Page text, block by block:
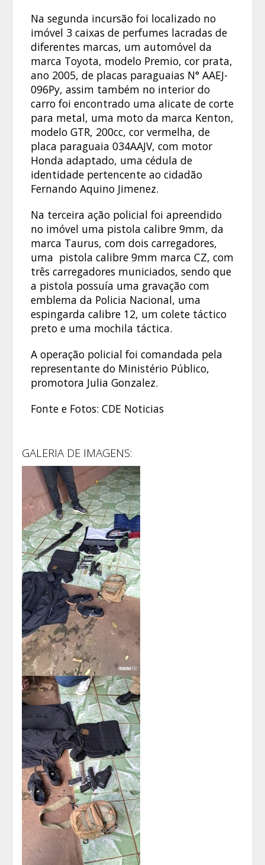
Na segunda incursão foi localizado no
imóvel 3 caixas de perfumes lacradas de
diferentes marcas, um automóvel da
marca Toyota, modelo Premio, cor prata,
ano 2005, de placas paraguaias N° AAEJ-
096Py, assim também no interior do
carro foi encontrado uma alicate de corte
para metal, uma moto da marca Kenton,
modelo GTR, 200cc, cor vermelha, de
placa paraguaia 034AAJV, com motor
Honda adaptado, uma cédula de
identidade pertencente ao cidadão
Fernando Aquino Jimenez.
Na terceira ação policial foi apreendido
no imóvel uma pistola calibre 9mm, da
marca Taurus, com dois carregadores,
uma pistola calibre 9mm marca CZ, com
três carregadores municiados, sendo que
a pistola possuía uma gravação com
emblema da Policia Nacional, uma
espingarda calibre 12, um colete táctico
preto e uma mochila táctica.
A operação policial foi comandada pela
representante do Ministério Público,
promotora Julia Gonzalez.
Fonte e Fotos: CDE Noticias
GALERIA DE IMAGENS: